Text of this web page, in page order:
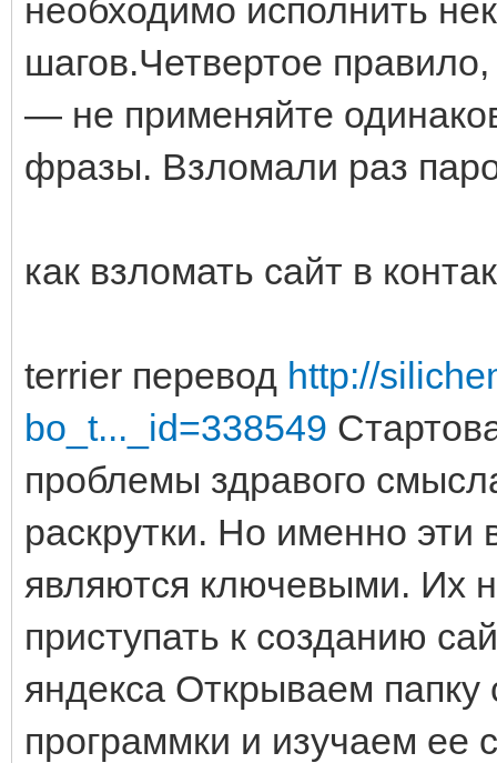
необходимо исполнить
шагов.Четвертое
— не применяйте
фразы. Взломали раз
как взломать сайт в
terrier перевод http://
bo_t..._id=338549
проблемы здравого
раскрутки. Но именно эти
являются ключевыми. Их
приступать к созданию
яндекса Открываем
программки и изучаем